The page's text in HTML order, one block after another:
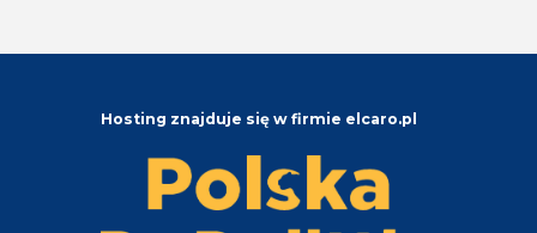
Hosting znajduje się w firmie elcaro.pl